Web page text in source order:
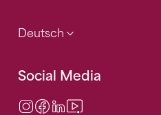
Deutsch
Social Media
Instagram
Facebook
LinkedIn